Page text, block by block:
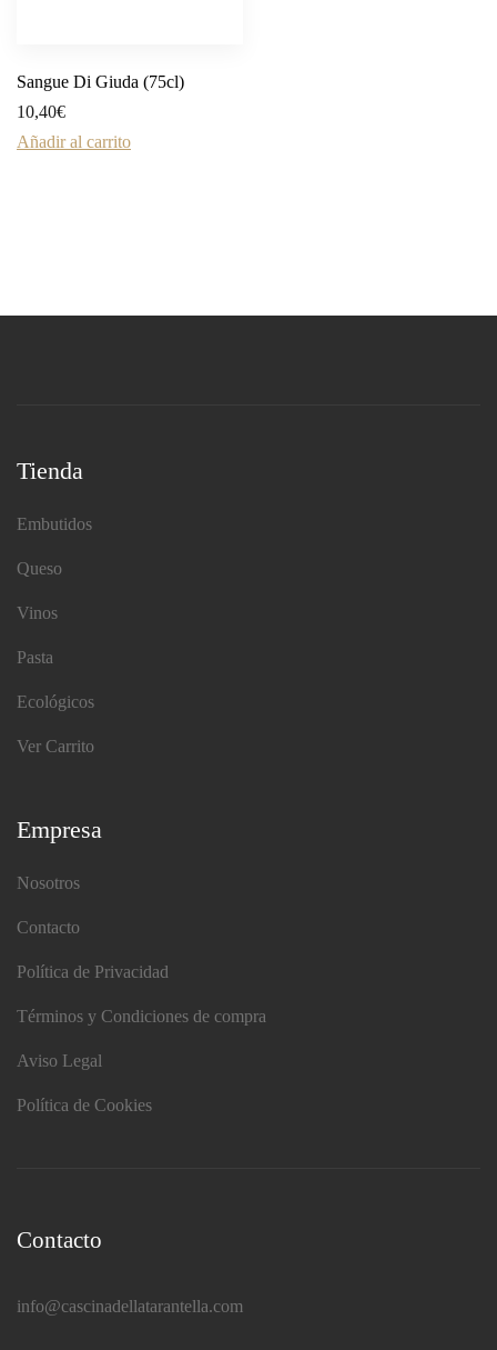
Sangue Di Giuda (75cl)
10,40€
Añadir al carrito
Tienda
Embutidos
Queso
Vinos
Pasta
Ecológicos
Ver Carrito
Empresa
Nosotros
Contacto
Política de Privacidad
Términos y Condiciones de compra
Aviso Legal
Política de Cookies
Contacto
info@cascinadellatarantella.com